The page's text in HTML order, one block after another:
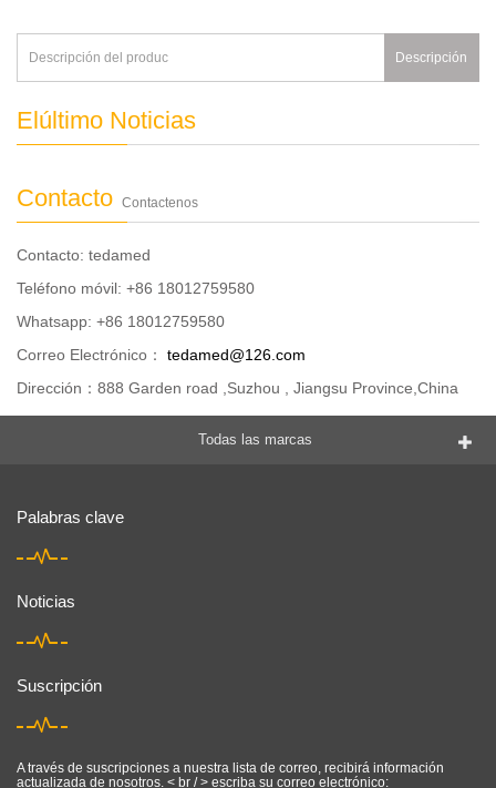
Descripción
Elúltimo Noticias
Contacto Contactenos
Contacto: tedamed
Teléfono móvil: +86 18012759580
Whatsapp: +86 18012759580
Correo Electrónico：
tedamed@126.com
Dirección：888 Garden road ,Suzhou , Jiangsu Province,China
Todas las marcas
Palabras clave
Noticias
Suscripción
A través de suscripciones a nuestra lista de correo, recibirá información
actualizada de nosotros. < br / > escriba su correo electrónico: